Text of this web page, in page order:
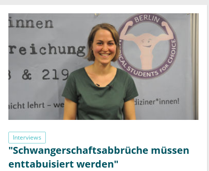
Interviews
"Schwangerschaftsabbrüche müssen
enttabuisiert werden"